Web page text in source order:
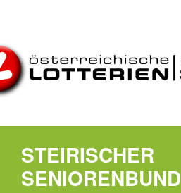
STEIRISCHER
SENIORENBUND